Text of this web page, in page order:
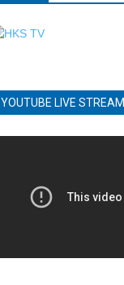
YOUTUBE LIVE STREAM